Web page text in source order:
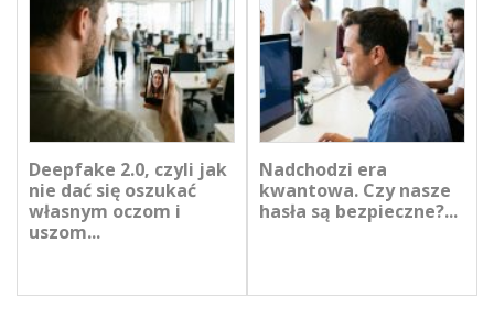
Deepfake 2.0, czyli jak
nie dać się oszukać
własnym oczom i
uszom...
Nadchodzi era
kwantowa. Czy nasze
hasła są bezpieczne?...